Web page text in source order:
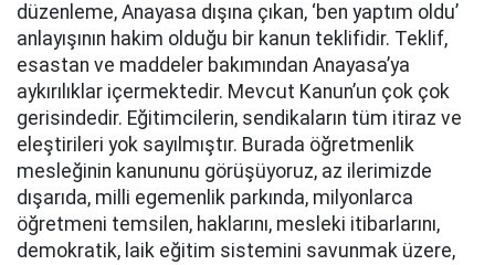
düzenleme, Anayasa dışına çıkan, ‘ben yaptım oldu’
anlayışının hakim olduğu bir kanun teklifidir. Teklif,
esastan ve maddeler bakımından Anayasa’ya
aykırılıklar içermektedir. Mevcut Kanun’un çok çok
gerisindedir. Eğitimcilerin, sendikaların tüm itiraz ve
eleştirileri yok sayılmıştır. Burada öğretmenlik
mesleğinin kanununu görüşüyoruz, az ilerimizde
dışarıda, milli egemenlik parkında, milyonlarca
öğretmeni temsilen, haklarını, mesleki itibarlarını,
demokratik, laik eğitim sistemini savunmak üzere,